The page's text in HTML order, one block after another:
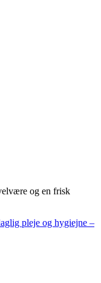
og en frisk
pleje og hygiejne –